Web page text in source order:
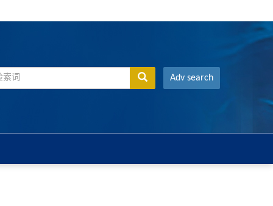
Adv search